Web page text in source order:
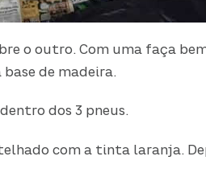
o outro. Com uma faça
de madeira.
dos 3 pneus.
com a tinta laranja.